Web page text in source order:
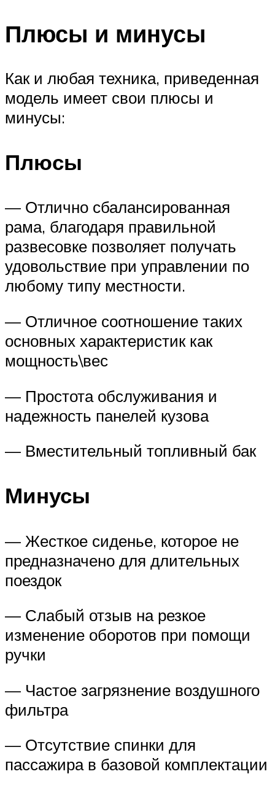
Плюсы и минусы
Как и любая техника, приведенная
модель имеет свои плюсы и
минусы:
Плюсы
— Отлично сбалансированная
рама, благодаря правильной
развесовке позволяет получать
удовольствие при управлении по
любому типу местности.
— Отличное соотношение таких
основных характеристик как
мощность\вес
— Простота обслуживания и
надежность панелей кузова
— Вместительный топливный бак
Минусы
— Жесткое сиденье, которое не
предназначено для длительных
поездок
— Слабый отзыв на резкое
изменение оборотов при помощи
ручки
— Частое загрязнение воздушного
фильтра
— Отсутствие спинки для
пассажира в базовой комплектации